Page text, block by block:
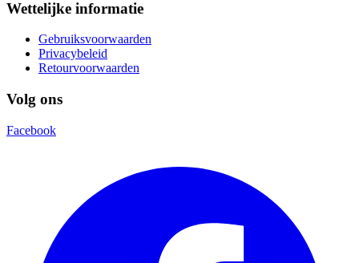
Wettelijke informatie
Gebruiksvoorwaarden
Privacybeleid
Retourvoorwaarden
Volg ons
Facebook